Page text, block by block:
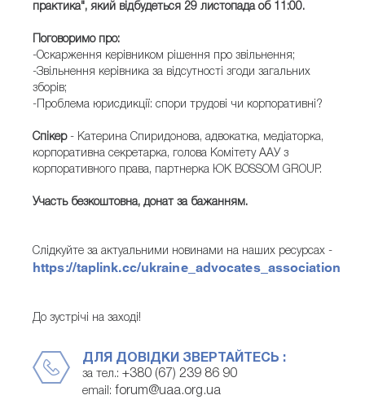
практика", який відбудеться 29 листопада об 11:00.
Поговоримо про:
-Оскарження керівником рішення про звільнення;
-Звільнення керівника за відсутності згоди загальних
зборів;
-Проблема юрисдикції: спори трудові чи корпоративні?
Спікер - Катерина Спиридонова, адвокатка, медіаторка,
корпоративна секретарка, голова Комітету ААУ з
корпоративного права, партнерка ЮК BOSSOM GROUP.
Участь безкоштовна, донат за бажанням.
Слідкуйте за актуальними новинами на наших ресурсах -
https://taplink.cc/ukraine_advocates_association
До зустрічі на заході!
ДЛЯ ДОВІДКИ ЗВЕРТАЙТЕСЬ :
за тел.: +380 (67) 239 86 90
email: forum@uaa.org.ua